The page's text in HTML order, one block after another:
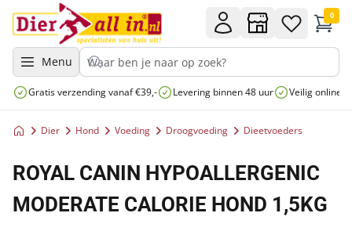
Menu
0
Gratis verzending vanaf €39,- Levering binnen 48 uur Veilig online
Dier Hond Voeding Droogvoeding Dieetvoeders
ROYAL CANIN HYPOALLERGENIC
MODERATE CALORIE HOND 1,5KG